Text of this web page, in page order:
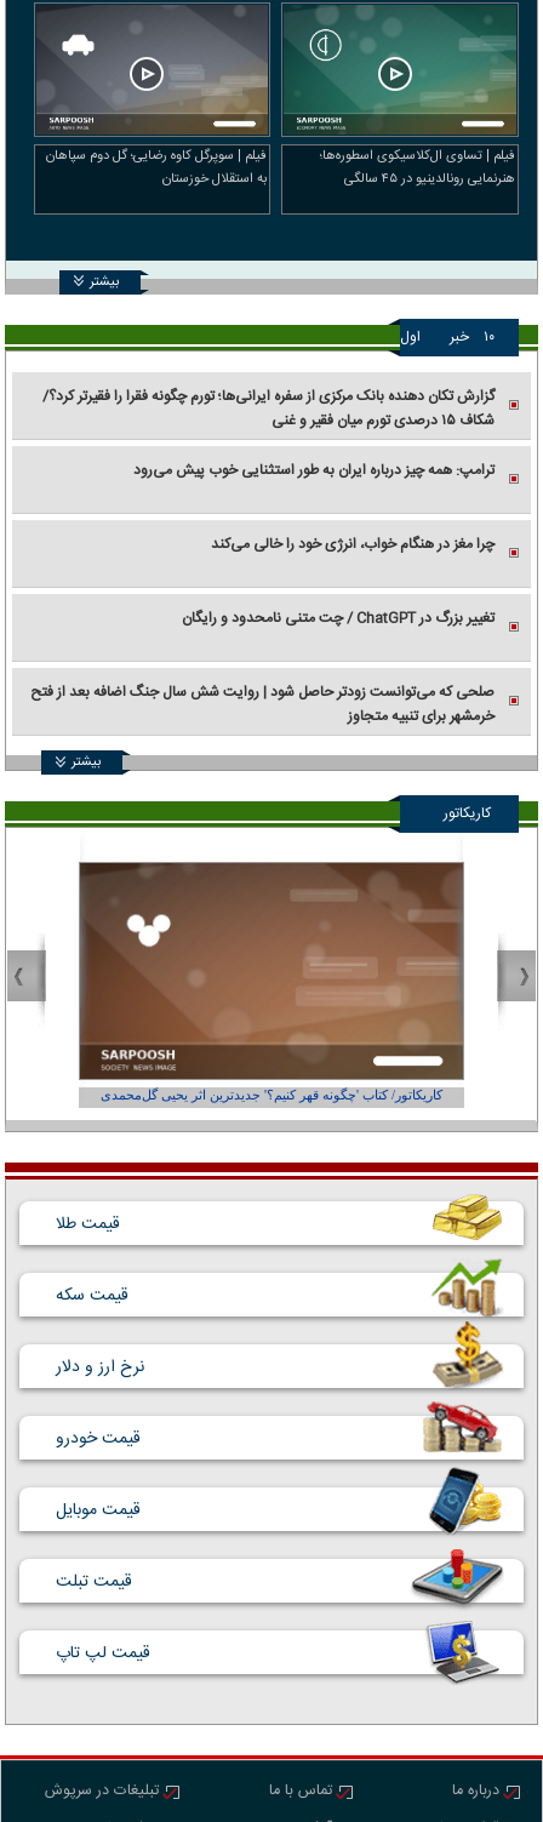
فیلم | تساوی ال‌کلاسیکوی اسطوره‌ها؛
هنرنمایی رونالدینیو در ۴۵ سالگی
فیلم | سوپرگل کاوه رضایی؛ گل دوم سپاهان
به استقلال خوزستان
بیشتر
۱۰ خبر اول
گزارش تکان‌ دهنده بانک مرکزی از سفره ایرانی‌ها؛ تورم چگونه فقرا را فقیرتر کرد؟/
شکاف ۱۵ درصدی تورم میان فقیر و غنی
ترامپ: همه چیز درباره ایران به طور استثنایی خوب پیش می‌رود
چرا مغز در هنگام خواب، انرژی خود را خالی می‌کند
تغییر بزرگ در ChatGPT / چت متنی نامحدود و رایگان
صلحی که می‌توانست زودتر حاصل شود | روایت شش سال جنگ اضافه بعد از فتح
خرمشهر برای تنبیه متجاوز
بیشتر
کاریکاتور
کاریکاتور/ کتاب 'چگونه قهر کنیم؟' جدیدترین اثر یحیی گل‌محمدی
قیمت طلا
قیمت سکه
نرخ ارز و دلار
قیمت خودرو
قیمت موبایل
قیمت تبلت
قیمت لپ تاپ
درباره ما
تماس با ما
تبلیغات در سرپوش